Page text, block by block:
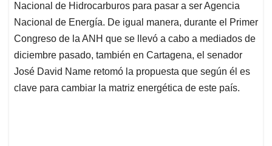
Nacional de Hidrocarburos para pasar a ser Agencia
Nacional de Energía. De igual manera, durante el Primer
Congreso de la ANH que se llevó a cabo a mediados de
diciembre pasado, también en Cartagena, el senador
José David Name retomó la propuesta que según él es
clave para cambiar la matriz energética de este país.